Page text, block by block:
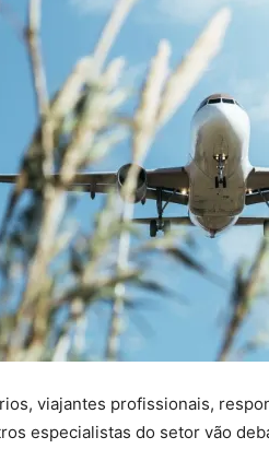
viajantes profissionais,
especialistas do setor vão